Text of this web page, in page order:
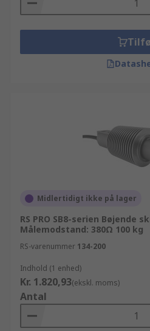
Midlertidigt ikke på lager
RS PRO SB8-serien Bøjende
Målemodstand: 380Ω 100 kg
RS-varenummer 134-200
Indhold (1 enhed)
Kr. 1.820,93(ekskl. moms)
Antal